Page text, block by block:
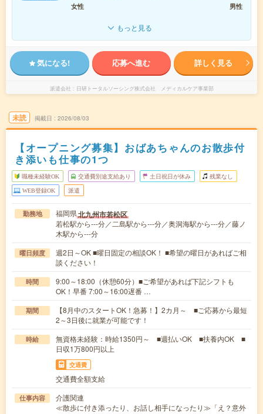
女性
男性
もっと見る
気になる! 応募へ進む 詳しく見る
派遣会社 日研トータルソーシング株式会社 メディカルケア事業部
未読 掲載日 2026/08/03
【オープニング募集】おばあちゃんのお散歩付
き添いも仕事の1つ
職種未経験OK 交通費別途支給あり 土日祝日が休み 残業なし
WEB登録OK 派遣
勤務地 福岡県北九州市若松区
若松駅から---分／二島駅から---分／奥洞海駅から---分／藤ノ
木駅から---分
曜日頻度
週2日～OK ■曜日固定の相談OK！ ■希望の曜日があればご相
談ください！
時間
9:00～18:00（休憩60分）■ご希望があれば下記シフトも
OK！早番 7:00～16:00遅番 …
期間
【8月中のスタートOK！急募！】2カ月～ ■ご応募から最短
2～3日後に就業が可能です！
時給
無資格未経験：時給1350円～ ■週払いOK ■扶養内OK ■
日収1万800円以上
交通費
交通費全額支給
仕事内容
介護関連
≪散歩に付き添ったり、お話し相手になったり≫「え？意外